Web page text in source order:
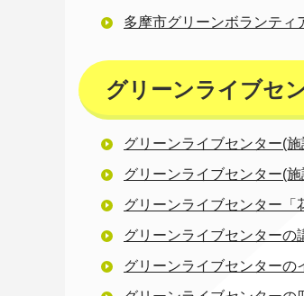
多摩市グリーンボランティ
グリーンライブセ
グリーンライブセンター(
グリーンライブセンター(
グリーンライブセンター「
グリーンライブセンターの
グリーンライブセンターの